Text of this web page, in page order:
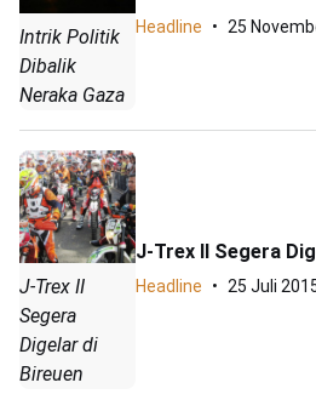
Intrik Politik
Dibalik
Neraka Gaza
Headline 25
J-Trex II
Segera
Digelar di
Bireuen
J-Trex II Segera
Headline 25 Juli